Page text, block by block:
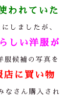
われていた
しましたが、
しい洋服が
服候補の写真を
店に買い物
なさん購入され